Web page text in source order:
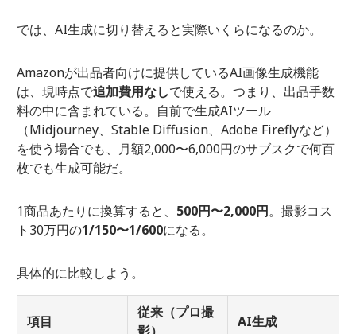
では、AI生成に切り替えると実際いくらになるのか。
Amazonが出品者向けに提供しているAI画像生成機能
は、現時点で追加費用なしで使える。つまり、出品手数
料の中に含まれている。自前で生成AIツール
（Midjourney、Stable Diffusion、Adobe Fireflyなど）
を使う場合でも、月額2,000〜6,000円のサブスクで何百
枚でも生成可能だ。
1商品あたりに換算すると、 500円〜2,000円。撮影コス
ト30万円の1/150〜1/600になる。
具体的に比較しよう。
項目
従来（プロ撮
AI生成